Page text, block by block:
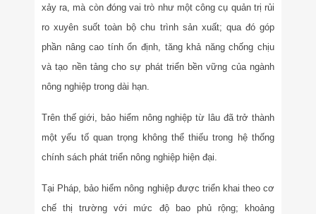
xảy ra, mà còn đóng vai trò như một công cụ quản trị rủi
ro xuyên suốt toàn bộ chu trình sản xuất; qua đó góp
phần nâng cao tính ổn định, tăng khả năng chống chịu
và tạo nền tảng cho sự phát triển bền vững của ngành
nông nghiệp trong dài hạn.
Trên thế giới, bảo hiểm nông nghiệp từ lâu đã trở thành
một yếu tố quan trọng không thể thiếu trong hệ thống
chính sách phát triển nông nghiệp hiện đại.
Tại Pháp, bảo hiểm nông nghiệp được triển khai theo cơ
chế thị trường với mức độ bao phủ rộng; khoảng